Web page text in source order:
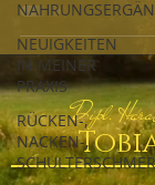
NEUIGKEITEN
IN MEINER
PRAXIS
RÜCKEN-,
NACKEN-,
Dipl.